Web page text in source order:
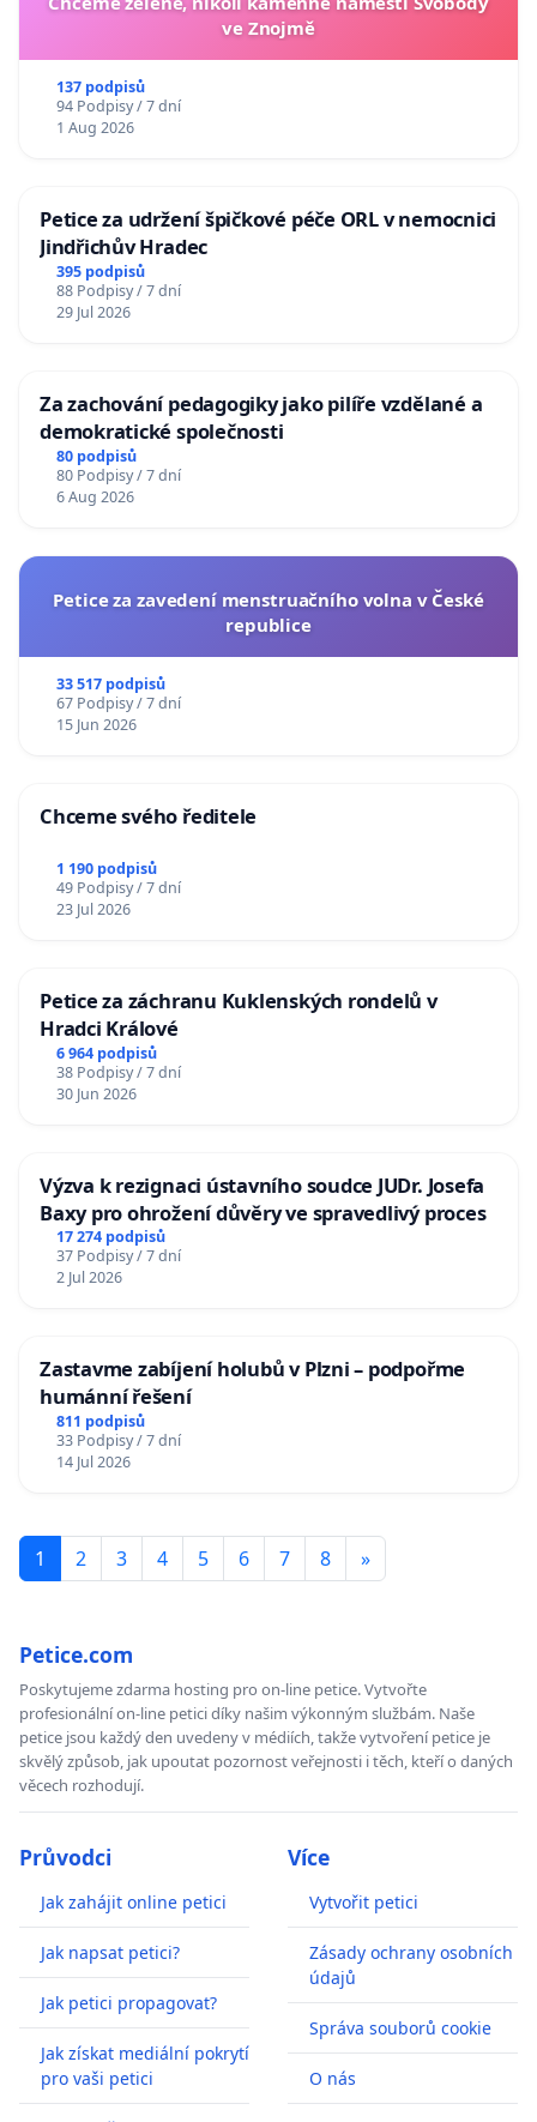
ve Znojmě
137 podpisů
94 Podpisy / 7 dní
1 Aug 2026
Petice za udržení špičkové péče ORL v nemocnici
Jindřichův Hradec
395 podpisů
88 Podpisy / 7 dní
29 Jul 2026
Za zachování pedagogiky jako pilíře vzdělané a
demokratické společnosti
80 podpisů
80 Podpisy / 7 dní
6 Aug 2026
Petice za zavedení menstruačního volna v České
republice
33 517 podpisů
67 Podpisy / 7 dní
15 Jun 2026
Chceme svého ředitele
1 190 podpisů
49 Podpisy / 7 dní
23 Jul 2026
Petice za záchranu Kuklenských rondelů v
Hradci Králové
6 964 podpisů
38 Podpisy / 7 dní
30 Jun 2026
Výzva k rezignaci ústavního soudce JUDr. Josefa
Baxy pro ohrožení důvěry ve spravedlivý proces
17 274 podpisů
37 Podpisy / 7 dní
2 Jul 2026
Zastavme zabíjení holubů v Plzni – podpořme
humánní řešení
811 podpisů
33 Podpisy / 7 dní
14 Jul 2026
1 2 3 4 5 6 7 8 »
Petice.com
Poskytujeme zdarma hosting pro on-line petice. Vytvořte
profesionální on-line petici díky našim výkonným službám. Naše
petice jsou každý den uvedeny v médiích, takže vytvoření petice je
skvělý způsob, jak upoutat pozornost veřejnosti i těch, kteří o daných
věcech rozhodují.
Průvodci
Jak zahájit online petici
Jak napsat petici?
Jak petici propagovat?
Jak získat mediální pokrytí
pro vaši petici
Více
Vytvořit petici
Zásady ochrany osobních
údajů
Správa souborů cookie
O nás